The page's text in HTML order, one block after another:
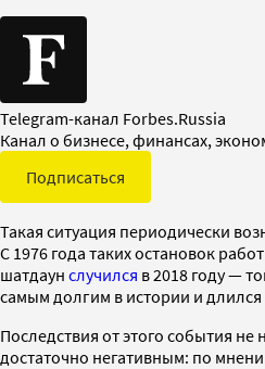
Telegram-канал Forbes.Russia
Канал о бизнесе, финансах,
Подписаться
Такая ситуация периодически
С 1976 года таких остановок
шатдаун случился в 2018 году —
самым долгим в истории и длился
Последствия от этого события
достаточно негативным: по